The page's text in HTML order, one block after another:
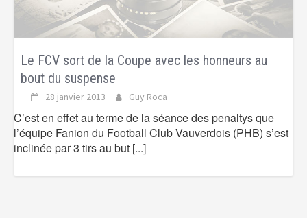
Le FCV sort de la Coupe avec les honneurs au
bout du suspense
28 janvier 2013 Guy Roca
C’est en effet au terme de la séance des penaltys que
l’équipe Fanion du Football Club Vauverdois (PHB) s’est
inclinée par 3 tirs au but [...]